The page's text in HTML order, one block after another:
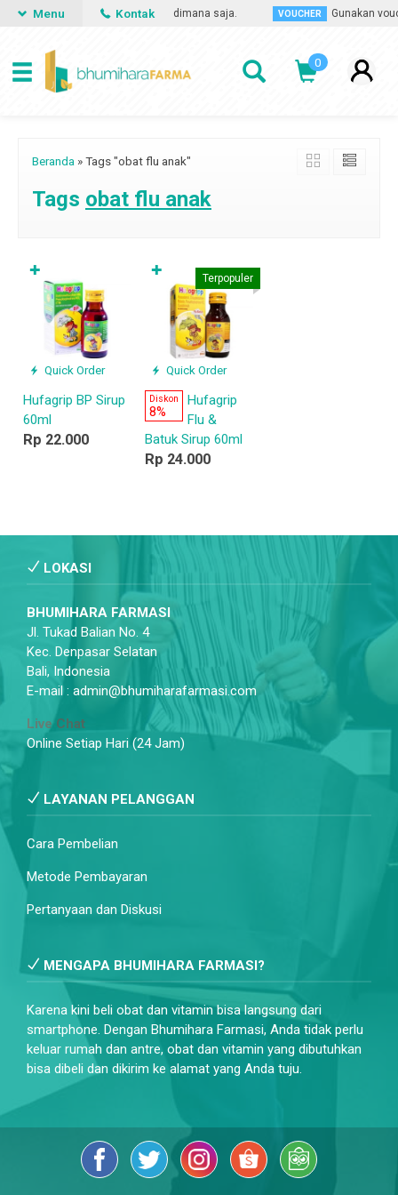
obat apa saja, kapan saja dan dimana saja. VOUCHER Gunakan
Menu Kontak
0
Beranda »Tags "obat flu anak"
Tags obat flu anak
Quick Order
Hufagrip BP Sirup
60ml
Rp 22.000
✚
Quick Order
Terpopuler
Diskon
8%
Hufagrip
Flu &
Batuk Sirup 60ml
Rp 24.000
✚
LOKASI
BHUMIHARA FARMASI
Jl. Tukad Balian No. 4
Kec. Denpasar Selatan
Bali, Indonesia
E-mail : admin@bhumiharafarmasi.com
Live Chat
Online Setiap Hari (24 Jam)
LAYANAN PELANGGAN
Cara Pembelian
Metode Pembayaran
Pertanyaan dan Diskusi
MENGAPA BHUMIHARA FARMASI?
Karena kini beli obat dan vitamin bisa langsung dari
smartphone. Dengan Bhumihara Farmasi, Anda tidak perlu
keluar rumah dan antre, obat dan vitamin yang dibutuhkan
bisa dibeli dan dikirim ke alamat yang Anda tuju.